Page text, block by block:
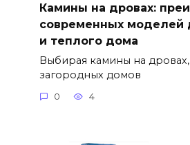
Камины на дровах:
современных моделей
и теплого дома
Выбирая камины на
загородных домов
0 4